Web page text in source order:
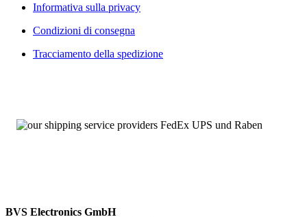
Informativa sulla privacy
Condizioni di consegna
Tracciamento della spedizione
BVS Electronics GmbH